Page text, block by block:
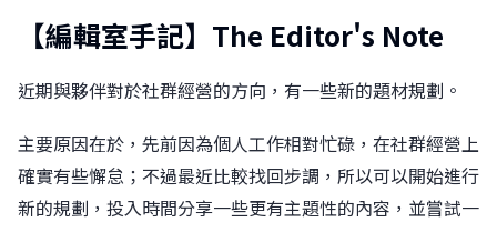
【編輯室手記】The Editor's Note
近期與夥伴對於社群經營的方向，有一些新的題材規劃。
主要原因在於，先前因為個人工作相對忙碌，在社群經營上
確實有些懈怠；不過最近比較找回步調，所以可以開始進行
新的規劃，投入時間分享一些更有主題性的內容，並嘗試一